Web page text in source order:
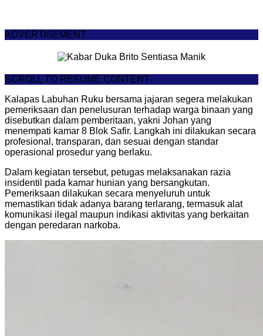
ADVERTISEMENT
SCROLL TO RESUME CONTENT
Kalapas Labuhan Ruku bersama jajaran segera melakukan
pemeriksaan dan penelusuran terhadap warga binaan yang
disebutkan dalam pemberitaan, yakni Johan yang
menempati kamar 8 Blok Safir. Langkah ini dilakukan secara
profesional, transparan, dan sesuai dengan standar
operasional prosedur yang berlaku.
Dalam kegiatan tersebut, petugas melaksanakan razia
insidentil pada kamar hunian yang bersangkutan.
Pemeriksaan dilakukan secara menyeluruh untuk
memastikan tidak adanya barang terlarang, termasuk alat
komunikasi ilegal maupun indikasi aktivitas yang berkaitan
dengan peredaran narkoba.